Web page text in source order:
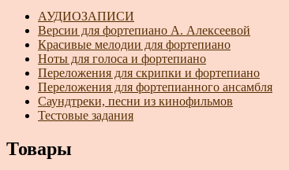
АУДИОЗАПИСИ
Версии для фортепиано А. Алексеевой
Красивые мелодии для фортепиано
Ноты для голоса и фортепиано
Переложения для скрипки и фортепиано
Переложения для фортепианного ансамбля
Саундтреки, песни из кинофильмов
Тестовые задания
Товары